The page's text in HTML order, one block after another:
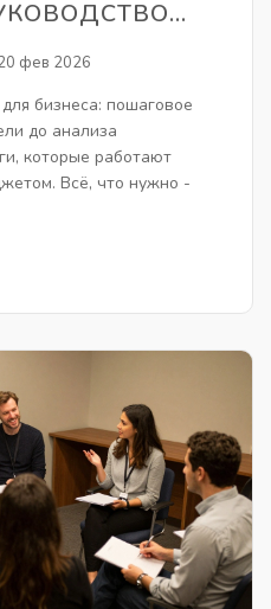
фев 2026
бизнеса: пошаговое
до анализа
которые работают
Всё, что нужно -